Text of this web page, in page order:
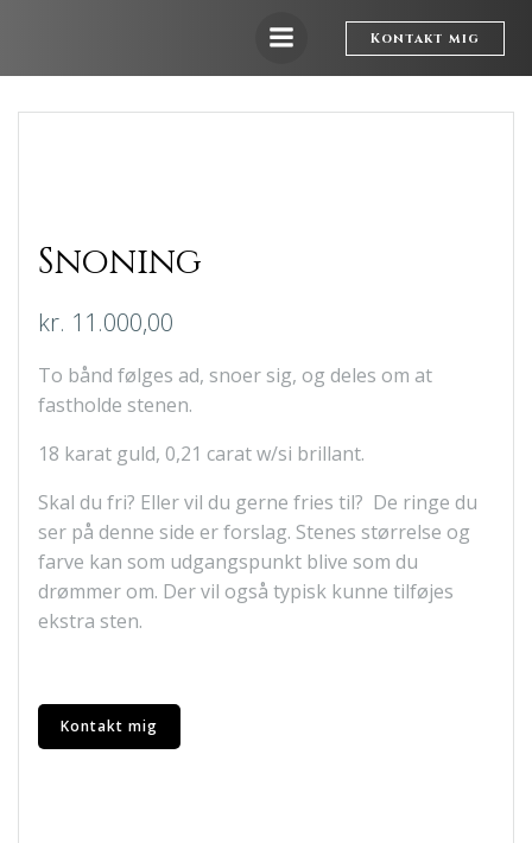
Kontakt mig
Snoning
kr. 11.000,00
To bånd følges ad, snoer sig, og deles om at
fastholde stenen.
18 karat guld, 0,21 carat w/si brillant.
Skal du fri? Eller vil du gerne fries til? De ringe du
ser på denne side er forslag. Stenes størrelse og
farve kan som udgangspunkt blive som du
drømmer om. Der vil også typisk kunne tilføjes
ekstra sten.
Kontakt mig